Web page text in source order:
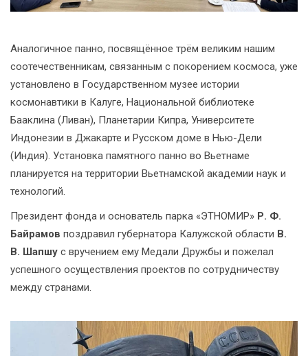
Аналогичное панно, посвящённое трём великим нашим
соотечественникам, связанным с покорением космоса, уже
установлено в Государственном музее истории
космонавтики в Калуге, Национальной библиотеке
Бааклина (Ливан), Планетарии Кипра, Университете
Индонезии в Джакарте и Русском доме в Нью-Дели
(Индия). Установка памятного панно во Вьетнаме
планируется на территории Вьетнамской академии наук и
технологий.
Президент фонда и основатель парка «ЭТНОМИР» Р. Ф.
Байрамов поздравил губернатора Калужской области В.
В. Шапшу с вручением ему Медали Дружбы и пожелал
успешного осуществления проектов по сотрудничеству
между странами.